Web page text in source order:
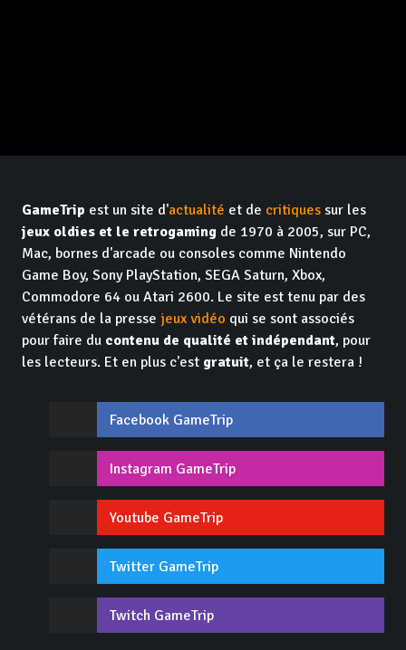
GameTrip est un site d'actualité et de critiques sur les
jeux oldies et le retrogaming de 1970 à 2005, sur PC,
Mac, bornes d'arcade ou consoles comme Nintendo
Game Boy, Sony PlayStation, SEGA Saturn, Xbox,
Commodore 64 ou Atari 2600. Le site est tenu par des
vétérans de la presse jeux vidéo qui se sont associés
pour faire du contenu de qualité et indépendant, pour
les lecteurs. Et en plus c'est gratuit, et ça le restera !
Facebook GameTrip
Instagram GameTrip
Youtube GameTrip
Twitter GameTrip
Twitch GameTrip